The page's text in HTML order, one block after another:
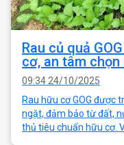
Rau củ quả
cơ, an tâm
09:34 24/10/2025
Rau hữu cơ GOG được
ngặt, đảm bảo từ đất,
thủ tiêu chuẩn hữu cơ.